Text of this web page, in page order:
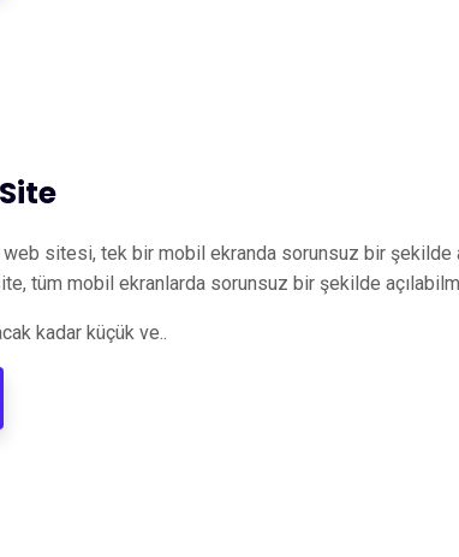
sitesi, tek bir mobil ekranda sorunsuz bir şekilde
tüm mobil ekranlarda sorunsuz bir şekilde
kadar küçük ve..